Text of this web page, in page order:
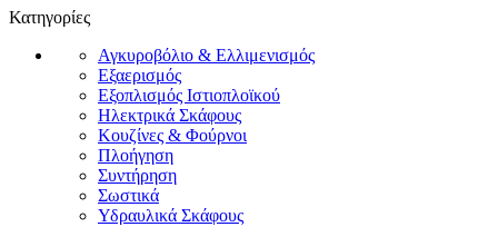
Κατηγορίες
Αγκυροβόλιο & Ελλιμενισμός
Εξαερισμός
Εξοπλισμός Ιστιοπλοϊκού
Ηλεκτρικά Σκάφους
Κουζίνες & Φούρνοι
Πλοήγηση
Συντήρηση
Σωστικά
Υδραυλικά Σκάφους